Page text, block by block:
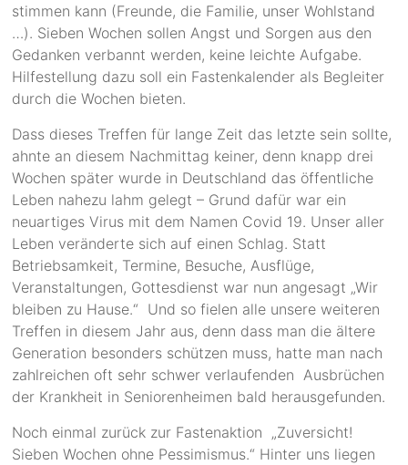
stimmen kann (Freunde, die Familie, unser Wohlstand
…). Sieben Wochen sollen Angst und Sorgen aus den
Gedanken verbannt werden, keine leichte Aufgabe.
Hilfestellung dazu soll ein Fastenkalender als Begleiter
durch die Wochen bieten.
Dass dieses Treffen für lange Zeit das letzte sein sollte,
ahnte an diesem Nachmittag keiner, denn knapp drei
Wochen später wurde in Deutschland das öffentliche
Leben nahezu lahm gelegt – Grund dafür war ein
neuartiges Virus mit dem Namen Covid 19. Unser aller
Leben veränderte sich auf einen Schlag. Statt
Betriebsamkeit, Termine, Besuche, Ausflüge,
Veranstaltungen, Gottesdienst war nun angesagt „Wir
bleiben zu Hause.“ Und so fielen alle unsere weiteren
Treffen in diesem Jahr aus, denn dass man die ältere
Generation besonders schützen muss, hatte man nach
zahlreichen oft sehr schwer verlaufenden Ausbrüchen
der Krankheit in Seniorenheimen bald herausgefunden.
Noch einmal zurück zur Fastenaktion „Zuversicht!
Sieben Wochen ohne Pessimismus.“ Hinter uns liegen